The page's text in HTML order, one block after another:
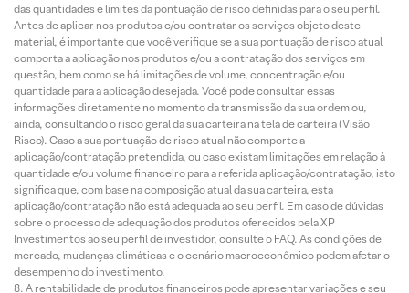
das quantidades e limites da pontuação de risco definidas para o seu perfil.
Antes de aplicar nos produtos e/ou contratar os serviços objeto deste
material, é importante que você verifique se a sua pontuação de risco atual
comporta a aplicação nos produtos e/ou a contratação dos serviços em
questão, bem como se há limitações de volume, concentração e/ou
quantidade para a aplicação desejada. Você pode consultar essas
informações diretamente no momento da transmissão da sua ordem ou,
ainda, consultando o risco geral da sua carteira na tela de carteira (Visão
Risco). Caso a sua pontuação de risco atual não comporte a
aplicação/contratação pretendida, ou caso existam limitações em relação à
quantidade e/ou volume financeiro para a referida aplicação/contratação, isto
significa que, com base na composição atual da sua carteira, esta
aplicação/contratação não está adequada ao seu perfil. Em caso de dúvidas
sobre o processo de adequação dos produtos oferecidos pela XP
Investimentos ao seu perfil de investidor, consulte o FAQ. As condições de
mercado, mudanças climáticas e o cenário macroeconômico podem afetar o
desempenho do investimento.
A rentabilidade de produtos financeiros pode apresentar variações e seu